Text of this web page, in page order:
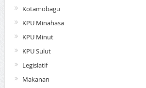
Kotamobagu
KPU Minahasa
KPU Minut
KPU Sulut
Legislatif
Makanan